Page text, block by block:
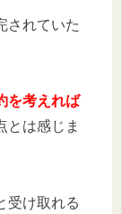
されていた
を考えれば
とは感じま
受け取れる